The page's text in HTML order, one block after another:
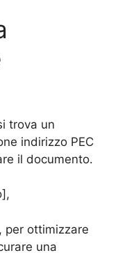
trova un
indirizzo PEC
il documento.
per ottimizzare
una